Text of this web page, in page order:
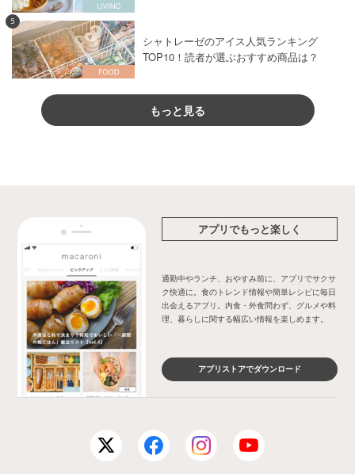
5
シャトレーゼのアイス人気ランキング
TOP10！読者が選ぶおすすめ商品は？
もっと見る
アプリでもっと楽しく
通勤中やランチ、おやすみ前に、アプリでサクサ
ク快適に。食のトレンド情報や簡単レシピに毎日
出会えるアプリ。内食・外食問わず、グルメや料
理、暮らしに関する幅広い情報を楽しめます。
アプリストアでダウンロード